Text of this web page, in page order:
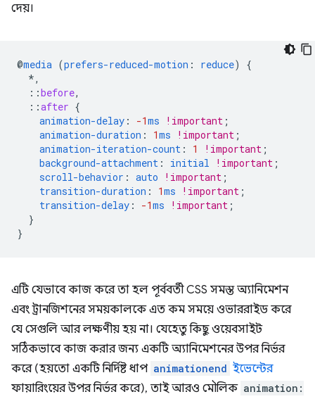
দেয়।
@media (prefers-reduced-motion : reduce)
{
*,
::before,
::after {
animation-delay : -1ms !important ;
animation-duration : 1ms !important ;
animation-iteration-count : 1 !important ;
background-attachment : initial !important ;
scroll-behavior : auto !important ;
transition-duration : 1ms !important ;
transition-delay : -1ms !important ;
}
}
এটি যেভাবে কাজ করে তা হল পূর্ববর্তী CSS সমস্ত অ্যানিমেশন
এবং ট্রানজিশনের সময়কালকে এত কম সময়ে ওভাররাইড করে
যে সেগুলি আর লক্ষণীয় হয় না। যেহেতু কিছু ওয়েবসাইট
সঠিকভাবে কাজ করার জন্য একটি অ্যানিমেশনের উপর নির্ভর
করে (হয়তো একটি নির্দিষ্ট ধাপ animationend ইভেন্টের
ফায়ারিংয়ের উপর নির্ভর করে), তাই আরও মৌলিক animation: